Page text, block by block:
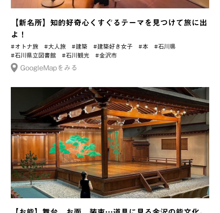
【新名所】知的好奇心くすぐるテーマを見つけて旅に出
よ！
#オトナ旅 #大人旅 #建築 #建築好き女子 #本
#石川県
#石川県立図書館
#石川観光 #金沢市
GoogleMapをみる